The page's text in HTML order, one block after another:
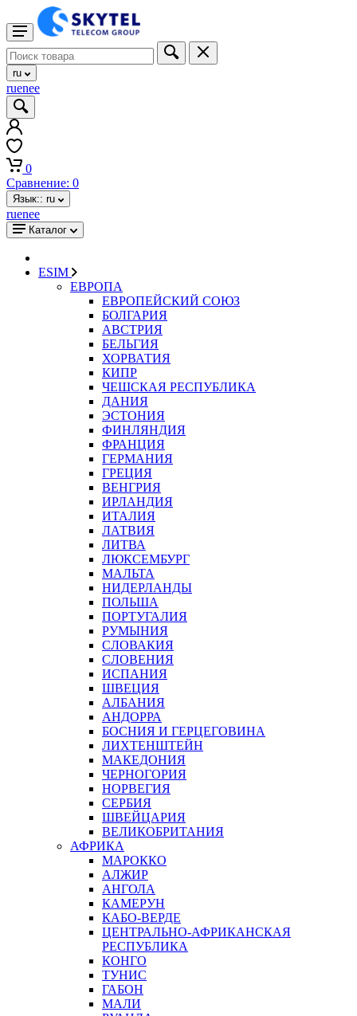
ru
ruenee
0
Сравнение: 0
Язык:: ru
ruenee
Каталог
ESIM
ЕВРОПА
ЕВРОПЕЙСКИЙ СОЮЗ
БОЛГАРИЯ
АВСТРИЯ
БЕЛЬГИЯ
ХОРВАТИЯ
КИПР
ЧЕШСКАЯ РЕСПУБЛИКА
ДАНИЯ
ЭСТОНИЯ
ФИНЛЯНДИЯ
ФРАНЦИЯ
ГЕРМАНИЯ
ГРЕЦИЯ
ВЕНГРИЯ
ИРЛАНДИЯ
ИТАЛИЯ
ЛАТВИЯ
ЛИТВА
ЛЮКСЕМБУРГ
МАЛЬТА
НИДЕРЛАНДЫ
ПОЛЬША
ПОРТУГАЛИЯ
РУМЫНИЯ
СЛОВАКИЯ
СЛОВЕНИЯ
ИСПАНИЯ
ШВЕЦИЯ
АЛБАНИЯ
АНДОРРА
БОСНИЯ И ГЕРЦЕГОВИНА
ЛИХТЕНШТЕЙН
МАКЕДОНИЯ
ЧЕРНОГОРИЯ
НОРВЕГИЯ
СЕРБИЯ
ШВЕЙЦАРИЯ
ВЕЛИКОБРИТАНИЯ
АФРИКА
МАРОККО
АЛЖИР
АНГОЛА
КАМЕРУН
КАБО-ВЕРДЕ
ЦЕНТРАЛЬНО-АФРИКАНСКАЯ
РЕСПУБЛИКА
КОНГО
ТУНИС
ГАБОН
МАЛИ